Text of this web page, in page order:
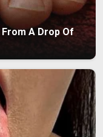
A Drop Of